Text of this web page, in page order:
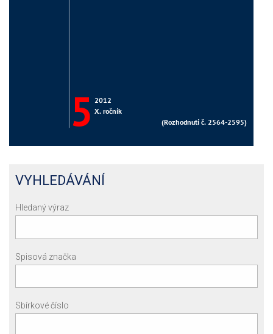
VYHLEDÁVÁNÍ
Hledaný výraz
Spisová značka
Sbírkové číslo